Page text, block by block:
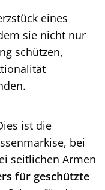
eines
sie nicht nur
schützen,
ist die
bei
seitlichen Armen
für geschützte